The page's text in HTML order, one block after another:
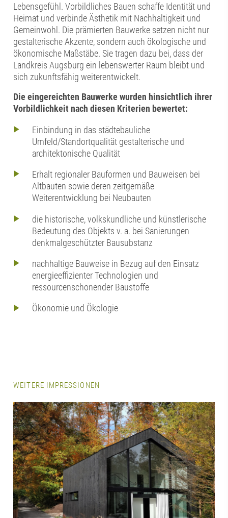
Lebensgefühl. Vorbildliches Bauen schaffe Identität und
Heimat und verbinde Ästhetik mit Nachhaltigkeit und
Gemeinwohl. Die prämierten Bauwerke setzen nicht nur
gestalterische Akzente, sondern auch ökologische und
ökonomische Maßstäbe. Sie tragen dazu bei, dass der
Landkreis Augsburg ein lebenswerter Raum bleibt und
sich zukunftsfähig weiterentwickelt.
Die eingereichten Bauwerke wurden hinsichtlich ihrer
Vorbildlichkeit nach diesen Kriterien bewertet:
Einbindung in das städtebauliche
Umfeld/Standortqualität gestalterische und
architektonische Qualität
Erhalt regionaler Bauformen und Bauweisen bei
Altbauten sowie deren zeitgemäße
Weiterentwicklung bei Neubauten
die historische, volkskundliche und künstlerische
Bedeutung des Objekts v. a. bei Sanierungen
denkmalgeschützter Bausubstanz
nachhaltige Bauweise in Bezug auf den Einsatz
energieeffizienter Technologien und
ressourcenschonender Baustoffe
Ökonomie und Ökologie
WEITERE IMPRESSIONEN